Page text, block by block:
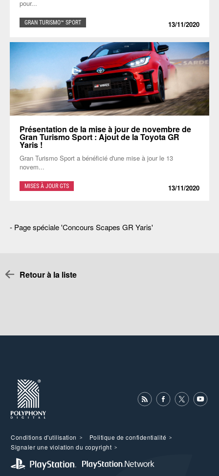
pour...
GRAN TURISMO™ SPORT 13/11/2020
Présentation de la mise à jour de novembre de
Gran Turismo Sport : Ajout de la Toyota GR
Yaris !
Gran Turismo Sport a bénéficié d'une mise à jour le 13
novem...
MISES À JOUR GTS 13/11/2020
- Page spéciale 'Concours Scapes GR Yaris'
Retour à la liste
Conditions d'utilisation
Politique de confidentialité
Signaler une violation du copyright